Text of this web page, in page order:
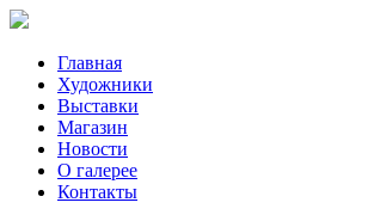
Главная
Художники
Выставки
Магазин
Новости
О галерее
Контакты